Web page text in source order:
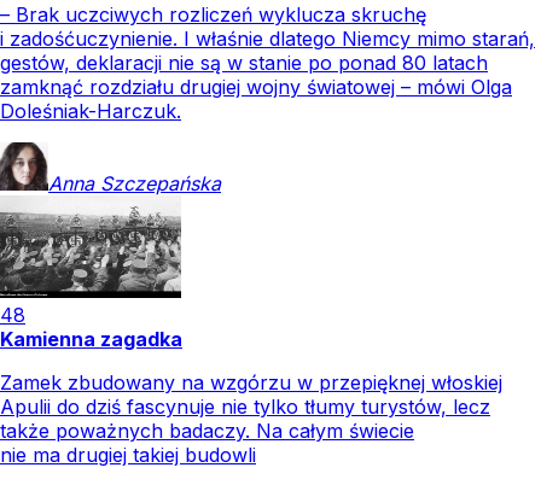
– Brak uczciwych rozliczeń wyklucza skruchę
i zadośćuczynienie. I właśnie dlatego Niemcy mimo starań,
gestów, deklaracji nie są w stanie po ponad 80 latach
zamknąć rozdziału drugiej wojny światowej – mówi Olga
Doleśniak-Harczuk.
Anna Szczepańska
48
Kamienna zagadka
Zamek zbudowany na wzgórzu w przepięknej włoskiej
Apulii do dziś fascynuje nie tylko tłumy turystów, lecz
także poważnych badaczy. Na całym świecie
nie ma drugiej takiej budowli